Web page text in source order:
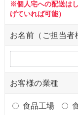
※個人宅への配送は
げていれば可能）
お名前（ご担当者
お客様の業種
食品工場